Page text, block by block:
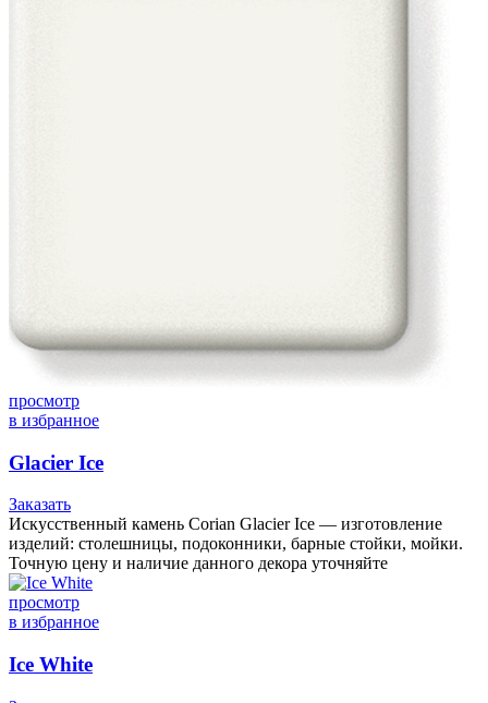
просмотр
в избранное
Glacier Ice
Заказать
Искусственный камень Corian Glacier Ice — изготовление
изделий: столешницы, подоконники, барные стойки, мойки.
Точную цену и наличие данного декора уточняйте
просмотр
в избранное
Ice White